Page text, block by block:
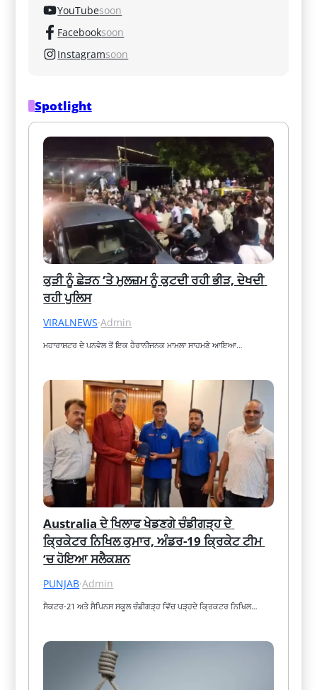
YouTubesoon
Facebooksoon
Instagramsoon
Spotlight
ਕੁੜੀ ਨੂੰ ਛੇੜਨ ‘ਤੇ ਮੁਲਜ਼ਮ ਨੂੰ ਕੁਟਦੀ ਰਹੀ ਭੀੜ, ਦੇਖਦੀ
ਰਹੀ ਪੁਲਿਸ
VIRALNEWS·Admin
ਮਹਾਰਾਸ਼ਟਰ ਦੇ ਪਨਵੇਲ ਤੋਂ ਇਕ ਹੈਰਾਨੀਜਨਕ ਮਾਮਲਾ ਸਾਹਮਣੇ ਆਇਆ…
Australia ਦੇ ਖਿਲਾਫ ਖੇਡਣਗੇ ਚੰਡੀਗੜ੍ਹ ਦੇ
ਕ੍ਰਿਕੇਟਰ ਨਿਖਿਲ ਕੁਮਾਰ, ਅੰਡਰ-19 ਕ੍ਰਿਕੇਟ ਟੀਮ
‘ਚ ਹੋਇਆ ਸਲੈਕਸ਼ਨ
PUNJAB·Admin
ਸੈਕਟਰ-21 ਅਤੇ ਸੈਪਿਨਸ ਸਕੂਲ ਚੰਡੀਗੜ੍ਹ ਵਿੱਚ ਪੜ੍ਹਦੇ ਕ੍ਰਿਕਟਰ ਨਿਖਿਲ…